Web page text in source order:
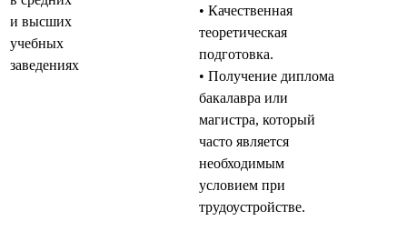
и высших
учебных
заведениях
• Качественная
теоретическая
подготовка.
• Получение диплома
бакалавра или
магистра, который
часто является
необходимым
условием при
трудоустройстве.